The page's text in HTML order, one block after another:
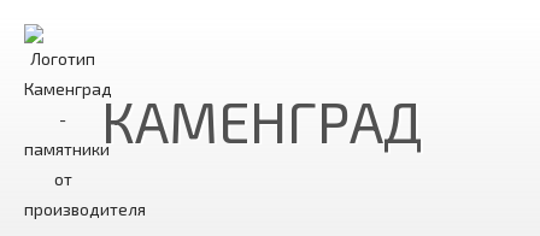
КАМЕНГРАД